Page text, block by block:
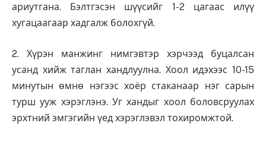
ариутгана. Бэлтгэсэн шүүсийг 1-2 цагаас илүү
хугацаагаар хадгалж болохгүй.
2. Хүрэн манжинг нимгэвтэр хэрчээд буцалсан
усанд хийж таглан хандлуулна. Хоол идэхээс 10-15
минутын өмнө нэгээс хоёр стаканаар нэг сарын
турш ууж хэрэглэнэ. Уг хандыг хоол боловсруулах
эрхтний эмгэгийн үед хэрэглэвэл тохиромжтой.